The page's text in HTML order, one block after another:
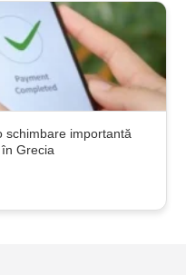
schimbare importantă
Grecia